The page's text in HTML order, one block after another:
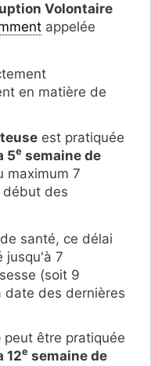
Volontaire
appelée
en matière de
est pratiquée
5e semaine de
maximum 7
début des
santé, ce délai
jusqu'à 7
(soit 9
date des dernières
peut être pratiquée
12e semaine de